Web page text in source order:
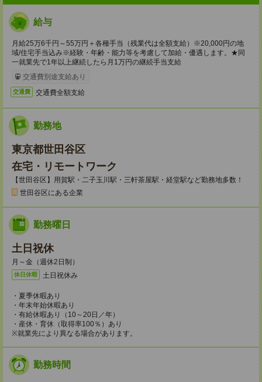
給与
月給25万6千円～55万円＋各種手当（残業代は全額支給）※20,000円の地
域/住宅手当込み※経験・年齢・能力等を考慮して加給・優遇します。★同
一就業先で1年以上継続したら月1万円の継続手当支給
交通費別途支給あり
交通費 交通費全額支給
勤務地
東京都世田谷区
在宅・リモートワーク
【世田谷区】用賀駅・二子玉川駅・三軒茶屋駅・経堂駅など勤務地多数！
世田谷区にある企業
勤務曜日
土日祝休
月～金（週休2日制）
休日休暇 土日祝休み
・夏季休暇あり
・年末年始休暇あり
・有給休暇あり（10～20日／年）
・産休・育休（取得率100％）あり
※就業先により異なる場合があります。
勤務時間